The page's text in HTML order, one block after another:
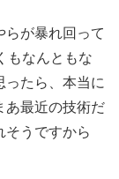
らが暴れ回って
もなんともな
たら、本当に
最近の技術だ
そうですから